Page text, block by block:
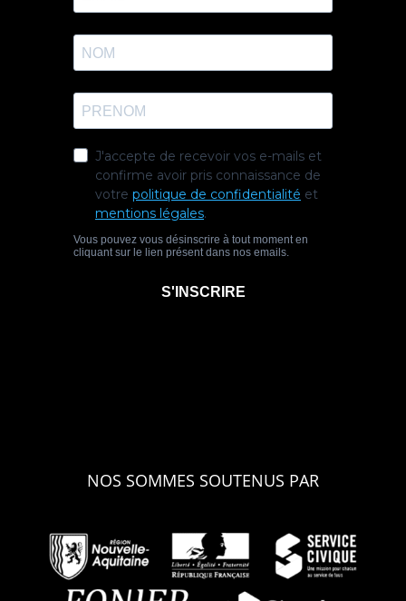
NOS SOMMES SOUTENUS PAR